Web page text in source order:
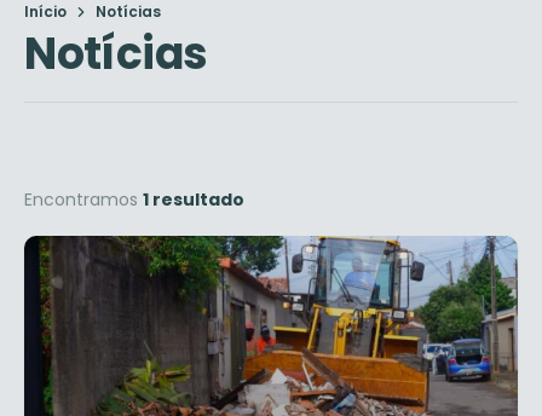
Início Notícias
Notícias
Encontramos 1 resultado